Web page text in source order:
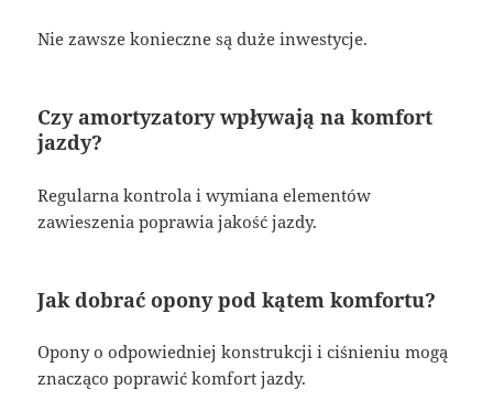
Nie zawsze konieczne są duże inwestycje.
Czy amortyzatory wpływają na komfort
jazdy?
Regularna kontrola i wymiana elementów
zawieszenia poprawia jakość jazdy.
Jak dobrać opony pod kątem komfortu?
Opony o odpowiedniej konstrukcji i ciśnieniu mogą
znacząco poprawić komfort jazdy.